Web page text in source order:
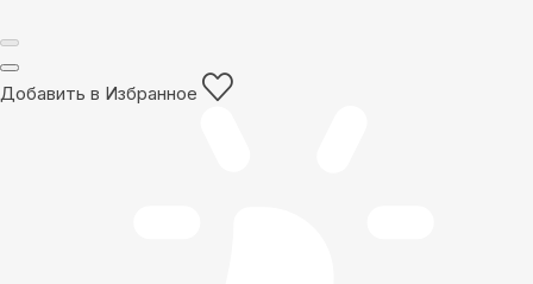
Добавить в Избранное